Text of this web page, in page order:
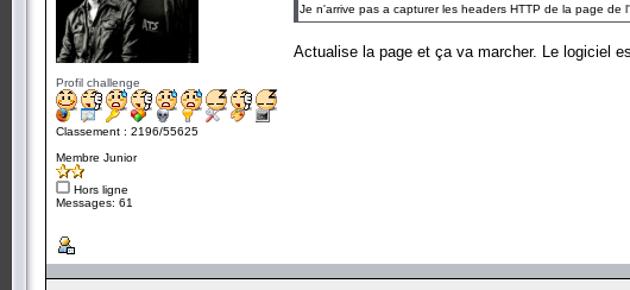
Profil challenge
Classement : 2196/55625
Membre Junior
Hors ligne
Messages: 61
Je n'arrive pas a capturer les headers HTTP de la page de
Actualise la page et ça va marcher. Le logiciel